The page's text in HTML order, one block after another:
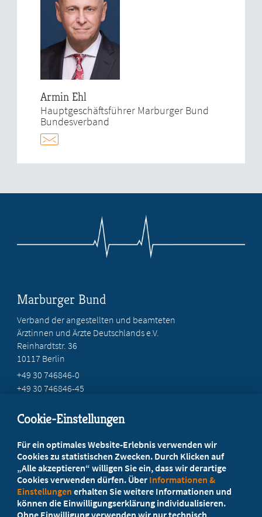
Armin Ehl
Hauptgeschäftsführer Marburger Bund
Bundesverband
Marburger Bund
Verband der angestellten und beamteten
Ärztinnen und Ärzte Deutschlands e.V.
Reinhardtstr. 36
10117 Berlin
+49 30 746846-0
+49 30 746846-45
Ihr Landesverband berät Sie!
Ansprechpartner
Cookie-Einstellungen
Für ein optimales Website-Erlebnis verwenden wir
Cookies zu statistischen Zwecken. Durch Klicken auf
„Alle akzeptieren“ willigen Sie ein, dass wir derartige
Cookies verwenden dürfen. Über Informationen &
Einstellungen erhalten Sie weitere Informationen und
können die Einwilligungserklärung individualisieren.
Ohne Einwilligung verwenden wir nur technisch